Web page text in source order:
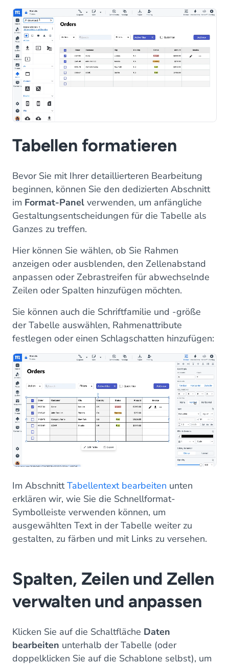
Tabellen formatieren
Bevor Sie mit Ihrer detaillierteren Bearbeitung
beginnen, können Sie den dedizierten Abschnitt
im Format-Panel verwenden, um anfängliche
Gestaltungsentscheidungen für die Tabelle als
Ganzes zu treffen.
Hier können Sie wählen, ob Sie Rahmen
anzeigen oder ausblenden, den Zellenabstand
anpassen oder Zebrastreifen für abwechselnde
Zeilen oder Spalten hinzufügen möchten.
Sie können auch die Schriftfamilie und -größe
der Tabelle auswählen, Rahmenattribute
festlegen oder einen Schlagschatten hinzufügen:
Im AbschnittTabellentext bearbeiten unten
erklären wir, wie Sie die Schnellformat-
Symbolleiste verwenden können, um
ausgewählten Text in der Tabelle weiter zu
gestalten, zu färben und mit Links zu versehen.
Spalten, Zeilen und Zellen
verwalten und anpassen
Klicken Sie auf die Schaltfläche Daten
bearbeiten unterhalb der Tabelle (oder
doppelklicken Sie auf die Schablone selbst), um